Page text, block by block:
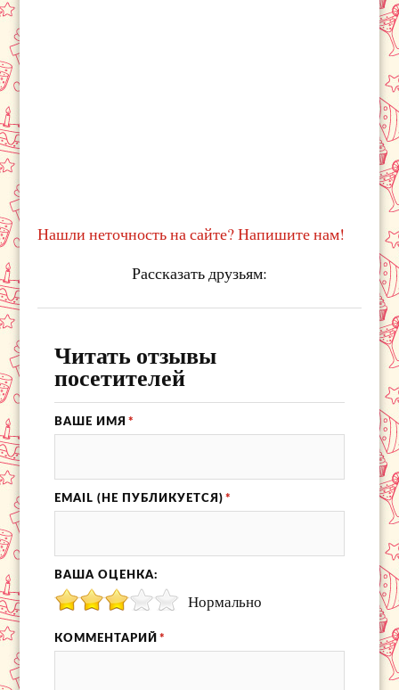
Нашли неточность на сайте? Напишите нам!
Рассказать друзьям:
Читать отзывы
посетителей
ВАШЕ ИМЯ *
EMAIL (НЕ ПУБЛИКУЕТСЯ) *
ВАША ОЦЕНКА:
Нормально
КОММЕНТАРИЙ *